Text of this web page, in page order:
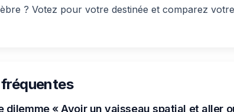
? Votez pour votre destinée et comparez
dilemme « Avoir un vaisseau spatial et aller